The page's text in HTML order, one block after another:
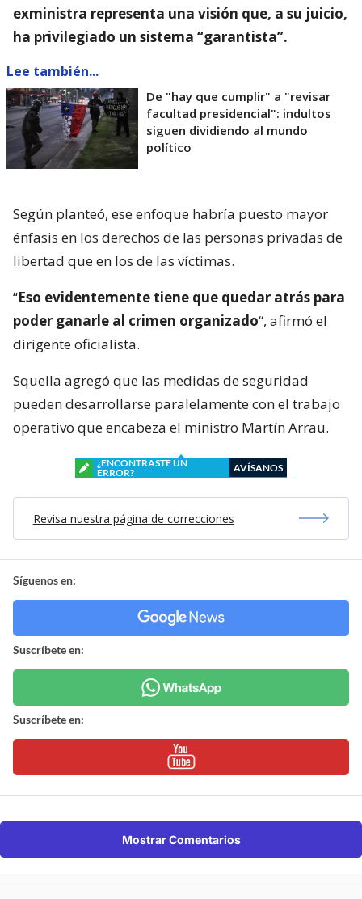
exministra representa una visión que, a su juicio,
ha privilegiado un sistema “garantista”.
Lee también...
De "hay que cumplir" a "revisar
facultad presidencial": indultos
siguen dividiendo al mundo
político
Según planteó, ese enfoque habría puesto mayor
énfasis en los derechos de las personas privadas de
libertad que en los de las víctimas.
“Eso evidentemente tiene que quedar atrás para
poder ganarle al crimen organizado“, afirmó el
dirigente oficialista.
Squella agregó que las medidas de seguridad
pueden desarrollarse paralelamente con el trabajo
operativo que encabeza el ministro Martín Arrau.
¿ENCONTRASTE UN
ERROR?
AVÍSANOS
Revisa nuestra página de correcciones
Síguenos en:
Suscríbete en:
Suscríbete en:
Mostrar Comentarios